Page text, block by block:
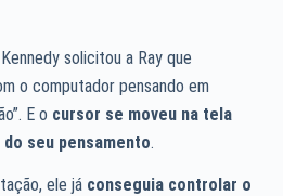
solicitou a Ray que
o computador pensando em
E o cursor se moveu na tela
seu pensamento.
ele já conseguia controlar o